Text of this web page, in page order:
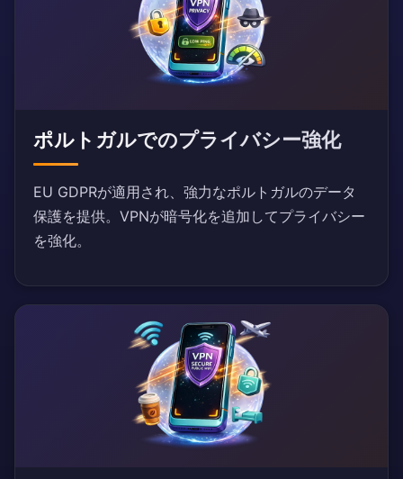
ポルトガルでのプライバシー強化
EU GDPRが適用され、強力なポルトガルのデータ
保護を提供。VPNが暗号化を追加してプライバシー
を強化。